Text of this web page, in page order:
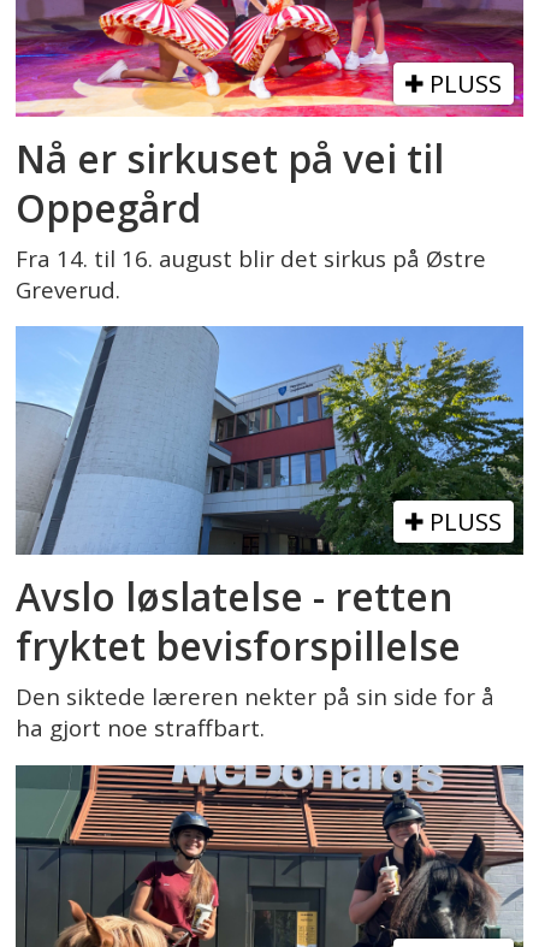
PLUSS
Nå er sirkuset på vei til
Oppegård
Fra 14. til 16. august blir det sirkus på Østre
Greverud.
PLUSS
Avslo løslatelse - retten
fryktet bevisforspillelse
Den siktede læreren nekter på sin side for å
ha gjort noe straffbart.